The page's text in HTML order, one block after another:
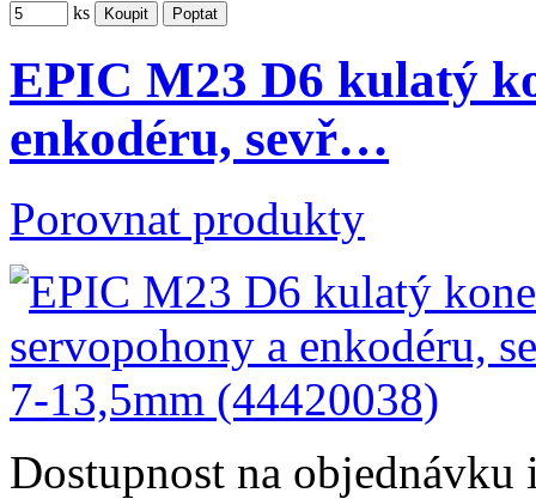
ks
EPIC M23 D6 kulatý
enkodéru, sevř…
Porovnat produkty
Dostupnost na objednávku